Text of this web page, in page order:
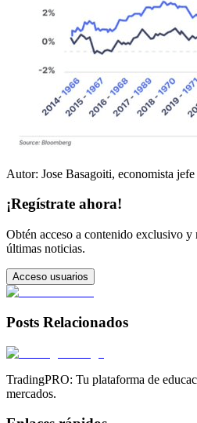
Autor: Jose Basagoiti, economista jefe
¡Regístrate ahora!
Obtén acceso a contenido exclusivo y
últimas noticias.
Acceso usuarios
Posts Relacionados
TradingPRO: Tu plataforma de
mercados.